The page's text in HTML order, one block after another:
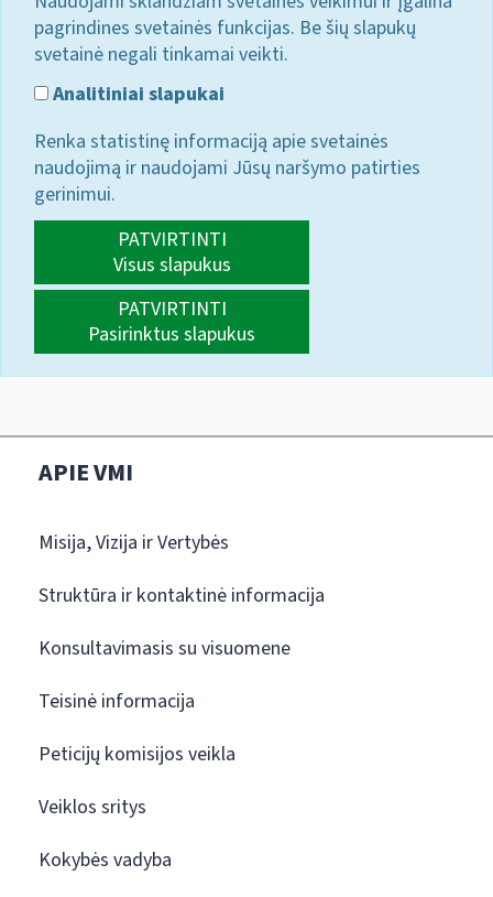
pagrindines svetainės funkcijas. Be šių slapukų
svetainė negali tinkamai veikti.
Analitiniai slapukai
Renka statistinę informaciją apie svetainės
naudojimą ir naudojami Jūsų naršymo patirties
gerinimui.
PATVIRTINTI
Visus slapukus
PATVIRTINTI
Pasirinktus slapukus
APIE VMI
Misija, Vizija ir Vertybės
Struktūra ir kontaktinė informacija
Konsultavimasis su visuomene
Teisinė informacija
Peticijų komisijos veikla
Veiklos sritys
Kokybės vadyba